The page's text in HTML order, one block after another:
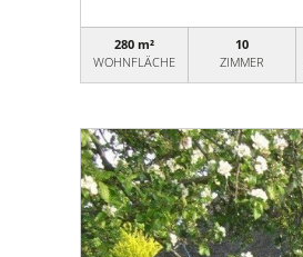
280 m²
WOHNFLÄCHE
10
ZIMMER